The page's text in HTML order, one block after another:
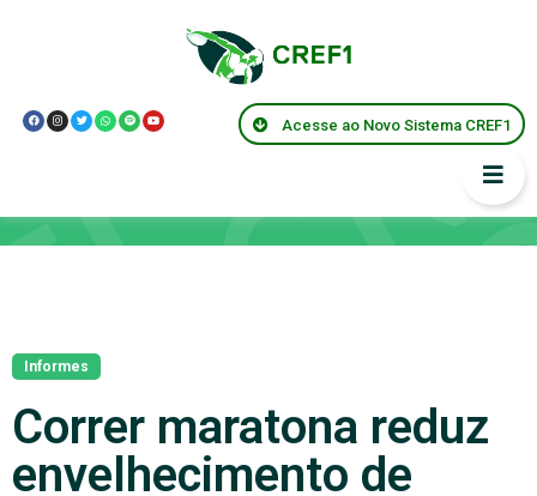
Acesse ao Novo Sistema CREF1
Informes
Correr maratona reduz
envelhecimento de